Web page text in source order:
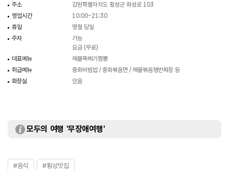
주소
강원특별자치도 횡성군 화성로 103
영업시간
10:00~21:30
휴일
명절 당일
주차
가능
요금 (무료)
대표메뉴
해물뚝배기짬뽕
취급메뉴
중화비빔밥 / 중화볶음면 / 해물볶음쟁반짜장 등
화장실
있음
모두의 여행 '무장애여행'
#음식 #횡성맛집